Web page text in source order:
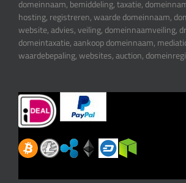
domeinnaam, bemiddeling, taxatie,
hosting, registreren, waarde domeinnaam,
website, advies, veiling, domeinnaamveiling,
domeintaxatie, aankoop domeinnaam,
waardebepaling, websites, auction,